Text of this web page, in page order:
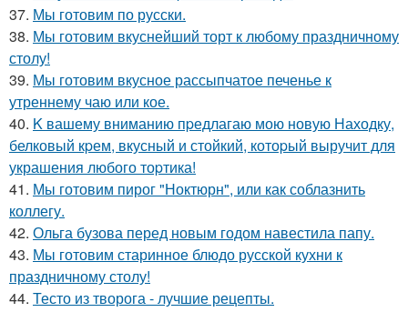
37. Мы готовим по русски.
38. Мы готовим вкуснейший торт к любому праздничному
столу!
39. Мы готовим вкусное рассыпчатое печенье к
утреннему чаю или кое.
40. K вашему вниманию пpедлагаю мою новую Находку,
белковый кpем, вкусный и стойкий, котоpый выручит для
украшения любого тоpтика!
41. Мы готовим пирог "Ноктюрн", или как соблазнить
коллегу.
42. Ольга бузова перед новым годом навестила папу.
43. Мы готовим старинное блюдо русской кухни к
праздничному столу!
44. Тесто из творога - лучшие рецепты.